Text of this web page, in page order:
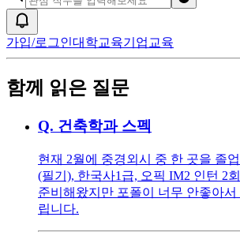
가입/로그인대학교육기업교육
함께 읽은 질문
Q. 건축학과 스펙
현재 2월에 중경외시 중 한 곳을 졸
(필기), 한국사1급, 오픽 IM2 인턴 2
준비해왔지만 포폴이 너무 안좋아
립니다.